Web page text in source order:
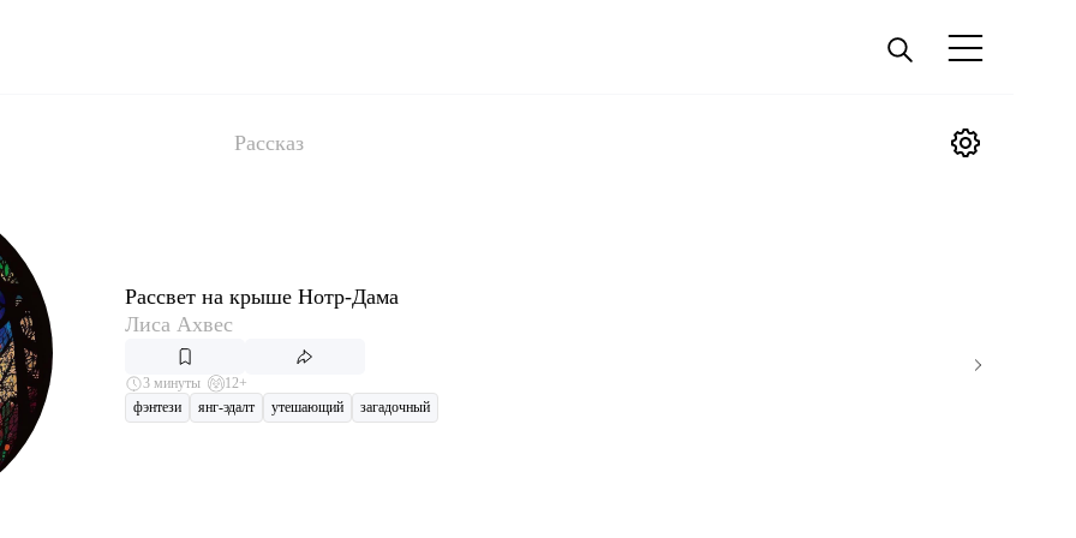
Рассказ
Рассвет на крыше Нотр-Дама
Лиса Ахвес
3 минуты
12+
фэнтези
янг-эдалт утешающий загадочный